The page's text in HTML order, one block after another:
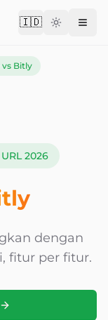
🇮🇩Change
vs Bitly
2026
dengan
fitur per fitur.